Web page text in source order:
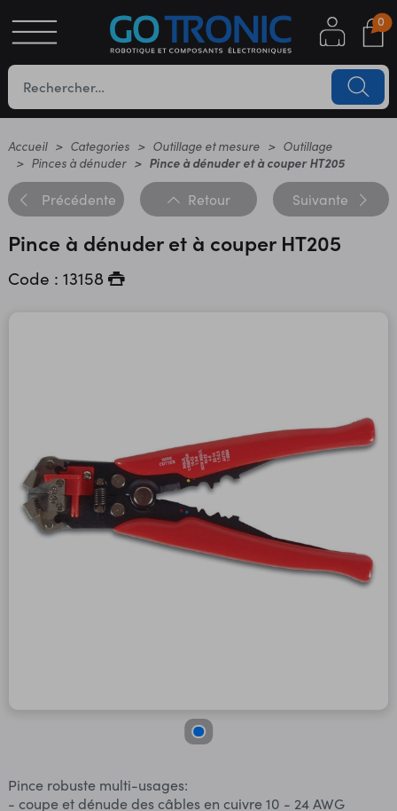
0
Accueil Categories Outillage et mesure
Outillage
Pinces à dénuder
Pince à dénuder et à couper HT205
Précédente Retour Suivante
Pince à dénuder et à couper HT205
Code : 13158
Pince robuste multi-usages:
- coupe et dénude des câbles en cuivre 10 - 24 AWG